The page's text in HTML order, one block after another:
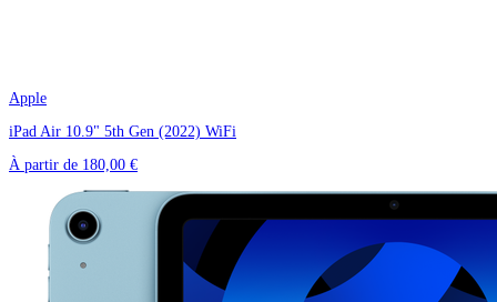
Apple
iPad Air 10.9" 5th Gen (2022) WiFi
À partir de 180,00 €